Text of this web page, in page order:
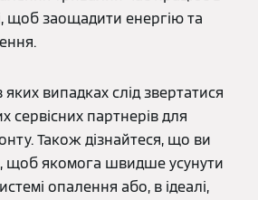
щоб заощадити енергію та
випадках слід звертатися
сервісних партнерів для
Також дізнайтеся, що ви
щоб якомога швидше усунути
опалення або, в ідеалі,